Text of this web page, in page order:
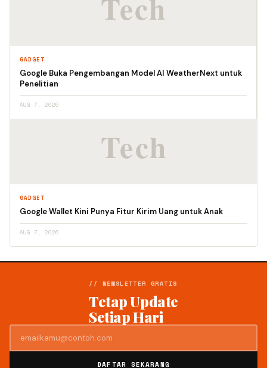
GADGET
Google Buka Pengembangan Model AI WeatherNext untuk
Penelitian
AUG 7, 2026
GADGET
Google Wallet Kini Punya Fitur Kirim Uang untuk Anak
AUG 7, 2026
// NEWSLETTER GRATIS
Tetap Update
Setiap Hari
DAFTAR SEKARANG